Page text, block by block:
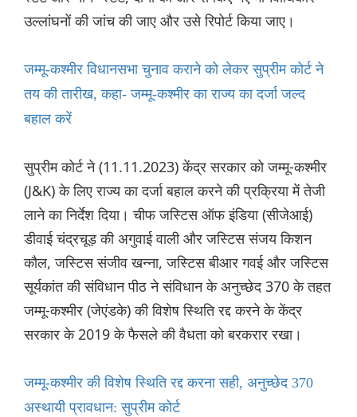
उल्लांघनों की जांच की जाए और उसे रिपोर्ट किया जाए।
जम्मू-कश्मीर विधानसभा चुनाव कराने को लेकर सुप्रीम कोर्ट ने
तय की तारीख, कहा- जम्मू-कश्मीर का राज्य का दर्जा जल्द
बहाल करें
सुप्रीम कोर्ट ने (11.11.2023) केंद्र सरकार को जम्मू-कश्मीर
(J&K) के लिए राज्य का दर्जा बहाल करने की प्रक्रिया में तेजी
लाने का निर्देश दिया। चीफ जस्टिस ऑफ इंडिया (सीजेआई)
डीवाई चंद्रचूड़ की अगुवाई वाली और जस्टिस संजय किशन
कौल, जस्टिस संजीव खन्ना, जस्टिस बीआर गवई और जस्टिस
सूर्यकांत की संविधान पीठ ने संविधान के अनुच्छेद 370 के तहत
जम्मू-कश्मीर (जेएंडके) की विशेष स्थिति रद्द करने के केंद्र
सरकार के 2019 के फैसले की वैधता को बरकरार रखा।
जम्मू-कश्मीर की विशेष स्थिति रद्द करना सही, अनुच्छेद 370
अस्थायी प्रावधान: सुप्रीम कोर्ट